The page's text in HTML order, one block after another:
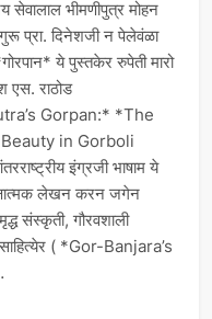
सेवालाल भीमणीपुत्र मोहन
प्रा. दिनेशजी न पेलेवंळा
ये पुस्तकेर रुपेती मारो
एस. राठोड
Gorpan:* *The
in Gorboli
इंग्रजी भाषाम ये
लेखन करन जगेन
संस्कृती, गौरवशाली
( *Gor-Banjara’s